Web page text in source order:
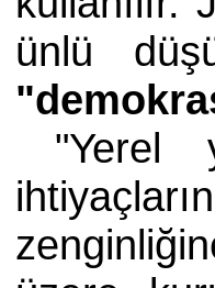
ünlü
"Yerel